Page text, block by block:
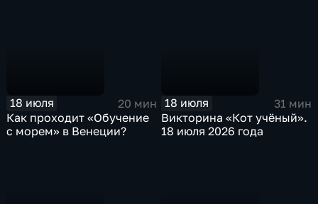
18 июля
20 мин
Как проходит «Обучение
с морем» в Венеции?
18 июля
31 мин
Викторина «Кот учёный».
18 июля 2026 года